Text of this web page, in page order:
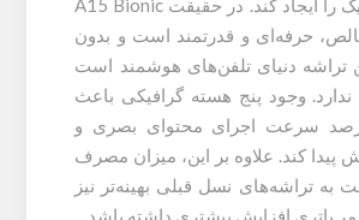
مرکزی و گرافیک را ایجاد کند. در حقیقت A15 Bionic
حرفه‌ای و قدرتمند است و بدون
دنیای تلفن‌های هوشمند است
وجود پنج هسته گرافیکی باعث
تا ۵۰ درصد سرعت اجرای محتوای بصری و
پیدا کند. علاوه بر این، میزان مصرف
به تراشه‌های نسل قبلی بهینه‌تر نیز
باتری افزایش بیشتری داشته باشد.